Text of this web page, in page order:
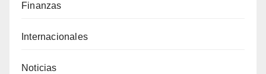
Finanzas
Internacionales
Noticias